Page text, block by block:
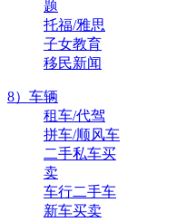
题
托福/雅思
子女教育
移民新闻
8）车辆
租车/代驾
拼车/顺风车
二手私车买
卖
车行二手车
新车买卖